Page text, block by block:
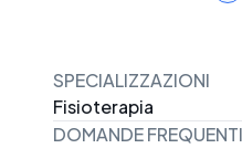
SPECIALIZZAZIONI
Fisioterapia
DOMANDE FREQUENTI